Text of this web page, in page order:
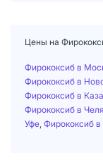
Цены на
Фирококсиб в
Фирококсиб в
Фирококсиб в
Фирококсиб в
Уфе Фирококсиб